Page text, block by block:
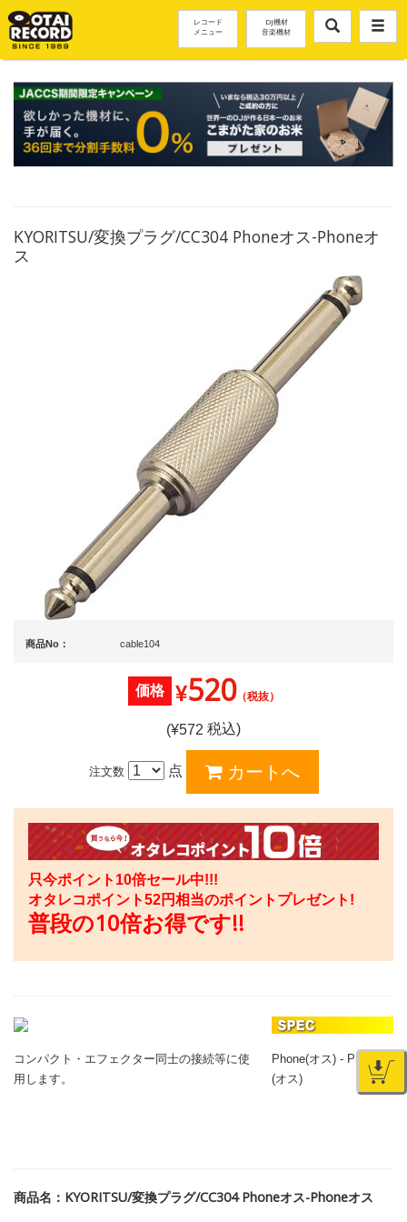
レコード
メニュー
DJ機材
音楽機材
KYORITSU/変換プラグ/CC304 Phoneオス-Phoneオ
ス
商品No： cable104
価格 ¥520（税抜）
(¥572 税込)
注文数 点
只今ポイント10倍セール中!!!
オタレコポイント52円相当のポイントプレゼント!
普段の10倍お得です!!
コンパクト・エフェクター同士の接続等に使
用します。
Phone(オス) - Phone
(オス)
商品名：KYORITSU/変換プラグ/CC304 Phoneオス-Phoneオス